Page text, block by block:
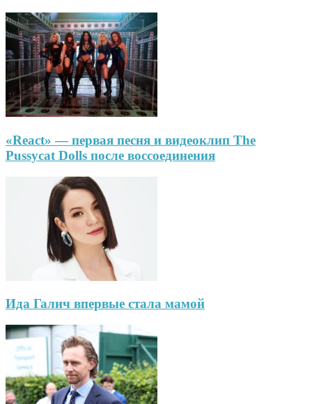
«React» — первая песня и видеоклип The
Pussycat Dolls после воссоединения
Ида Галич впервые стала мамой